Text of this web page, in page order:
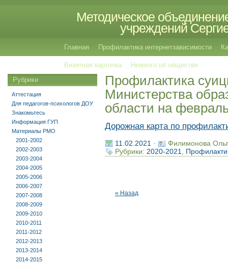
Методическое
учреждений
Главная Профилактика интернетзависимости
Визитная карточка Немного об обществе
Профилактика
Министерства
области на
Дорожная карта по
11.02.2021 ·
Филимонова
Рубрики: 2020-2021
« Назад
Рубрики
Аттестация
Для педагогов-психологов ДОУ
Знакомьтесь
Информация ГУП
Материалы РМО
2001-2002
2002-2003
2003-2004
2004-2005
2005-2006
2006-2007
2007-2008
2008-2009
2009-2010
2010-2011
2011-2012
2012-2013
2013-2014
2014-2015